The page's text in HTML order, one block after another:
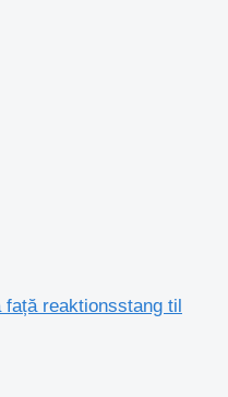
față reaktionsstang til